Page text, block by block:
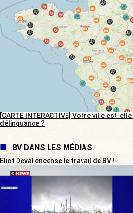
[CARTE INTERACTIVE] Votre ville est-
délinquance ?
BV DANS LES MÉDIAS
Eliot Deval encense le travail de BV !